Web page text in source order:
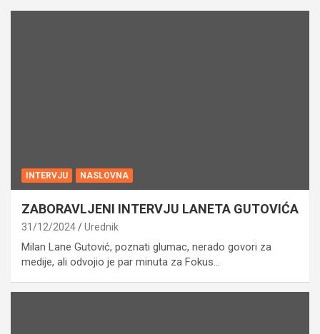
INTERVJU NASLOVNA
ZABORAVLJENI INTERVJU LANETA GUTOVIĆA
31/12/2024 Urednik
Milan Lane Gutović, poznati glumac, nerado govori za
medije, ali odvojio je par minuta za Fokus…